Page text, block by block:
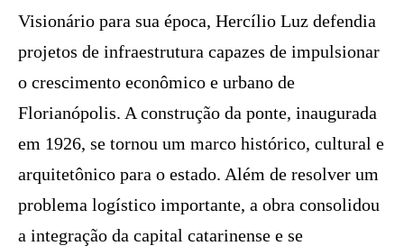
Visionário para sua época, Hercílio Luz defendia
projetos de infraestrutura capazes de impulsionar
o crescimento econômico e urbano de
Florianópolis. A construção da ponte, inaugurada
em 1926, se tornou um marco histórico, cultural e
arquitetônico para o estado. Além de resolver um
problema logístico importante, a obra consolidou
a integração da capital catarinense e se